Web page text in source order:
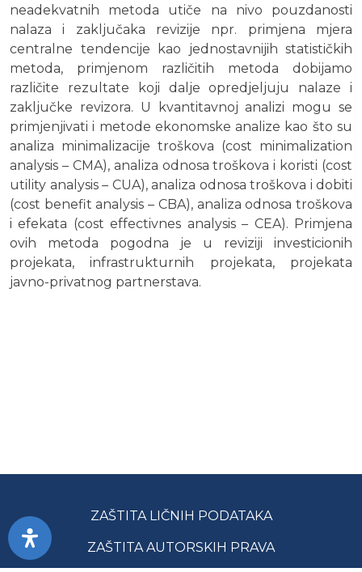
neadekvatnih metoda utiče na nivo pouzdanosti
nalaza i zaključaka revizije npr. primjena mjera
centralne tendencije kao jednostavnijih statističkih
metoda, primjenom različitih metoda dobijamo
različite rezultate koji dalje opredjeljuju nalaze i
zaključke revizora. U kvantitavnoj analizi mogu se
primjenjivati i metode ekonomske analize kao što su
analiza minimalizacije troškova (cost minimalization
analysis – CMA), analiza odnosa troškova i koristi (cost
utility analysis – CUA), analiza odnosa troškova i dobiti
(cost benefit analysis – CBA), analiza odnosa troškova
i efekata (cost effectivnes analysis – CEA). Primjena
ovih metoda pogodna je u reviziji investicionih
projekata, infrastrukturnih projekata, projekata
javno-privatnog partnerstava.
ZAŠTITA LIČNIH PODATAKA
ZAŠTITA AUTORSKIH PRAVA